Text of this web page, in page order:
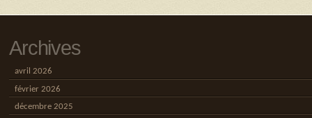
Archives
avril 2026
février 2026
décembre 2025